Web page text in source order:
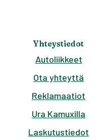
Yhteystiedot
Autoliikkeet
Ota yhteyttä
Reklamaatiot
Ura Kamuxilla
Laskutustiedot